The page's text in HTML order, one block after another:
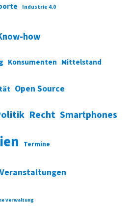
Industrie 4.0
how
Konsumenten Mittelstand
Open Source
Recht Smartphones
Termine
Veranstaltungen
Verwaltung